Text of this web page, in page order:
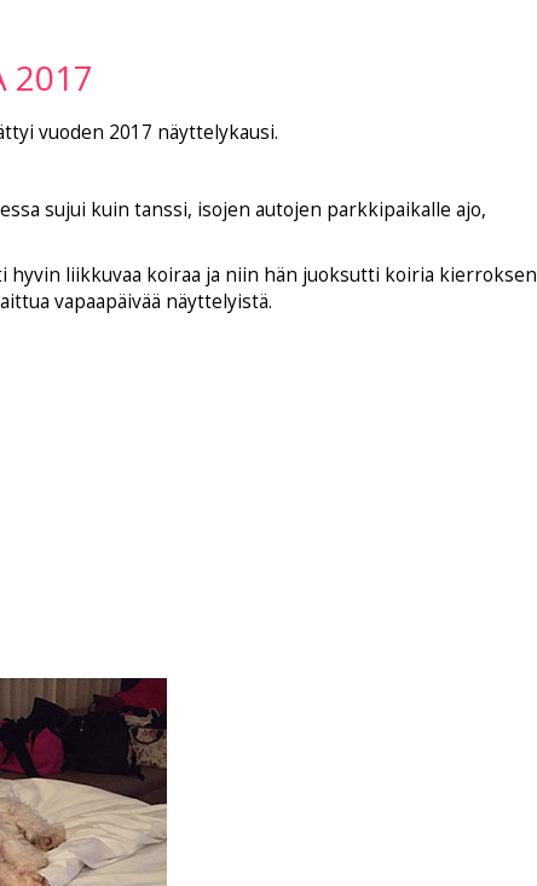
2017
vuoden 2017 näyttelykausi.
sujui kuin tanssi, isojen autojen parkkipaikalle ajo,
liikkuvaa koiraa ja niin hän juoksutti koiria kierroksen
vapaapäivää näyttelyistä.